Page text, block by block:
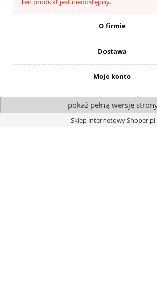
O firmie
Dostawa
Moje konto
pokaż pełną wersję
Sklep internetowy Shoper.pl